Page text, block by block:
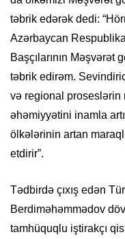
təbrik edərək dedi:
Azərbaycan
Başçılarının
təbrik edirəm.
və regional proseslərin
əhəmiyyətini inamla
ölkələrinin artan
etdirir”.
Tədbirdə çıxış edən
Berdiməhəmmədov
tamhüquqlu iştirakçı